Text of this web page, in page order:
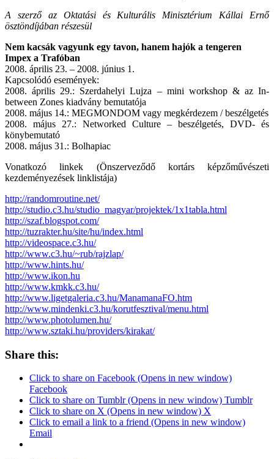
A szerző az Oktatási és Kulturális Minisztérium Kállai Ernő
ösztöndíjában részesül
Nem kacsák vagyunk egy tavon, hanem hajók a tengeren
Impex a Trafóban
2008. április 23. – 2008. június 1.
Kapcsolódó események:
2008. április 29.: Szerdahelyi Lujza – mini workshop & az In-
between Zones kiadvány bemutatója
2008. május 14.: MEGMONDOM vagy megkérdezem / beszélgetés
2008. május 27.: Networked Culture – beszélgetés, DVD- és
könybemutató
2008. május 31.: Bolhapiac
Vonatkozó linkek (Önszerveződő kortárs képzőművészeti
kezdeményezések linklistája)
http://randomroutine.net/
http://studio.c3.hu/studio_magyar/projektek/1x1tabla.html
http://szaf.blogspot.com/
http://tuzrakter.hu/site/hu/index.html
http://videospace.c3.hu/
http://www.c3.hu/~rub/rajzlap/
http://www.hints.hu/
http://www.ikon.hu
http://www.kmkk.c3.hu/
http://www.ligetgaleria.c3.hu/ManamanaFO.htm
http://www.mindenki.c3.hu/korutfesztival/menu.html
http://www.photolumen.hu/
http://www.sztaki.hu/providers/kirakat/
Share this:
Click to share on Facebook (Opens in new window)
Facebook
Click to share on Tumblr (Opens in new window) Tumblr
Click to share on X (Opens in new window) X
Click to email a link to a friend (Opens in new window)
Email